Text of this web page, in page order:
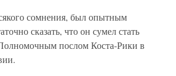
сомнения, был опытным
сказать, что он сумел стать
послом Коста-Рики в